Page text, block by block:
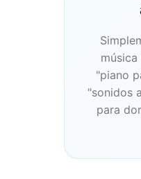
"piano
"sonidos
para